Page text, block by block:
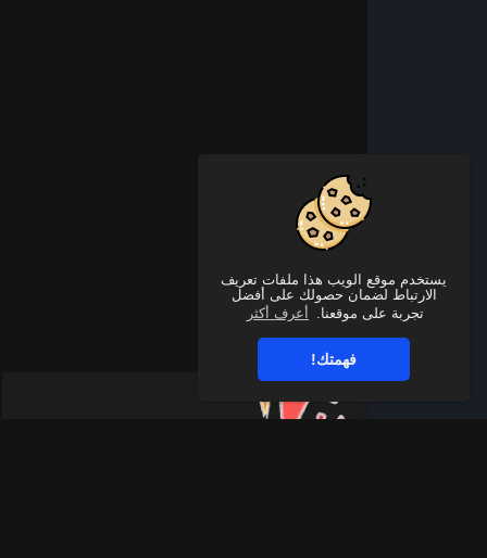
يستخدم موقع الويب هذا ملفات تعريف
الارتباط لضمان حصولك على أفضل
تجربة على موقعنا.
أعرف أكثر
فهمتك!